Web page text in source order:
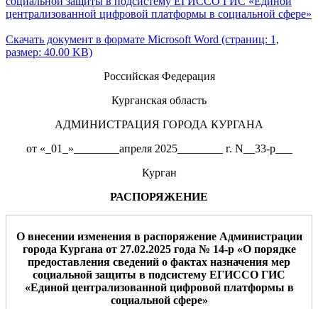
централизованной цифровой платформы в социальной сфере»
Скачать документ в формате Microsoft Word (страниц: 1,
размер: 40.00 KB)
Российская Федерация
Курганская область
АДМИНИСТРАЦИЯ ГОРОДА КУРГАНА
от «_01_»________апреля 2025________ г. N__33-р___
Курган
РАСПОРЯЖЕНИЕ
О внесении измененияв распоряжение Администрации
города Кургана от 27.02.2025 года № 14-р «О порядке
предоставления сведений о фактах назначения мер
социальной защиты в подсистему ЕГИССО ГИС
«Единой централизованной цифровой платформы в
социальной сфере»